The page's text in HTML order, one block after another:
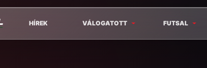
HÍREK VÁLOGATOTT FUTSAL